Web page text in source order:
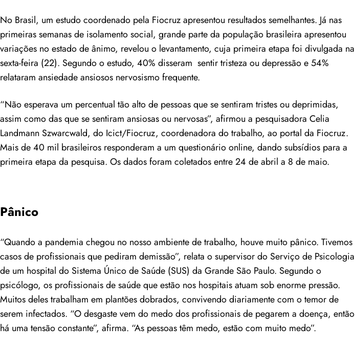
No Brasil, um estudo coordenado pela Fiocruz apresentou resultados semelhantes. Já nas
primeiras semanas de isolamento social, grande parte da população brasileira apresentou
variações no estado de ânimo, revelou o levantamento, cuja primeira etapa foi divulgada na
sexta-feira (22). Segundo o estudo, 40% disseram sentir tristeza ou depressão e 54%
relataram ansiedade ansiosos nervosismo frequente.
“Não esperava um percentual tão alto de pessoas que se sentiram tristes ou deprimidas,
assim como das que se sentiram ansiosas ou nervosas”, afirmou a pesquisadora Celia
Landmann Szwarcwald, do Icict/Fiocruz, coordenadora do trabalho, ao portal da Fiocruz.
Mais de 40 mil brasileiros responderam a um questionário online, dando subsídios para a
primeira etapa da pesquisa. Os dados foram coletados entre 24 de abril a 8 de maio.
Pânico
“Quando a pandemia chegou no nosso ambiente de trabalho, houve muito pânico. Tivemos
casos de profissionais que pediram demissão”, relata o supervisor do Serviço de Psicologia
de um hospital do Sistema Único de Saúde (SUS) da Grande São Paulo. Segundo o
psicólogo, os profissionais de saúde que estão nos hospitais atuam sob enorme pressão.
Muitos deles trabalham em plantões dobrados, convivendo diariamente com o temor de
serem infectados. “O desgaste vem do medo dos profissionais de pegarem a doença, então
há uma tensão constante”, afirma. “As pessoas têm medo, estão com muito medo”.